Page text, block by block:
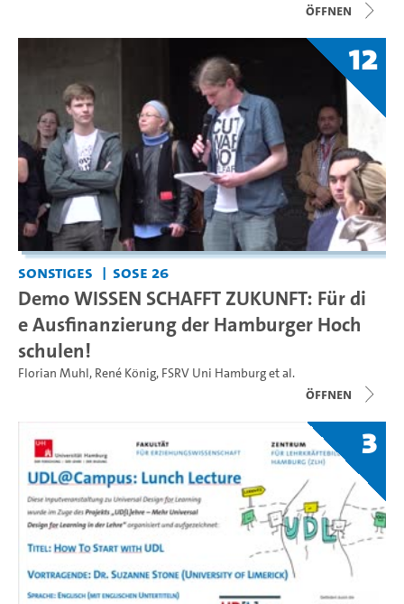
Öffnen
12
Sonstiges SoSe 26
Demo WISSEN SCHAFFT ZUKUNFT: Für di
e Ausfinanzierung der Hamburger Hoch
schulen!
Florian Muhl, René König, FSRV Uni Hamburget al.
Öffnen
3